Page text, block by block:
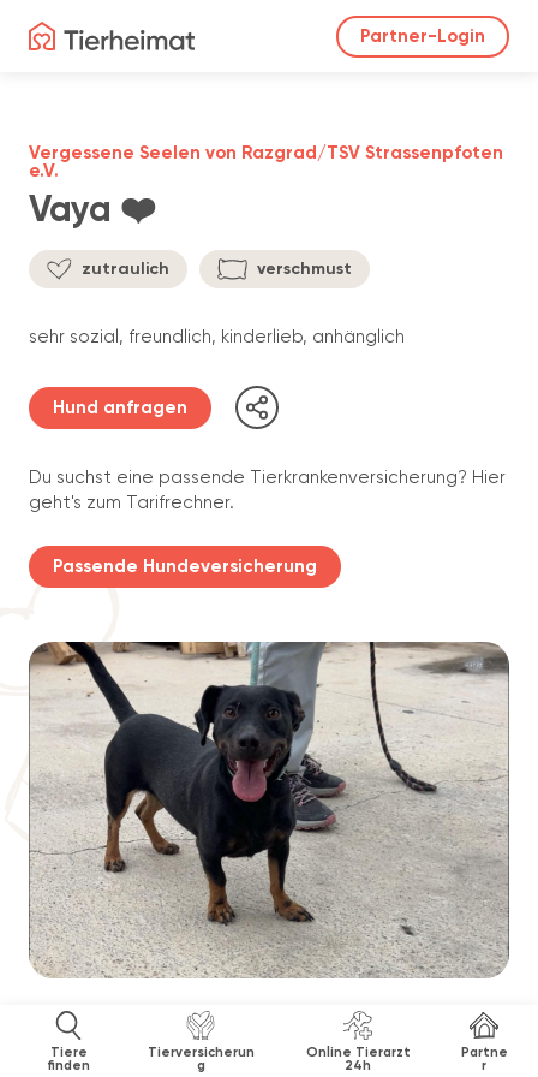
Partner-Login
Tiere
finden
Tierversicherun
g
Online Tierarzt
24h
Partne
r
Vaya ❤️
Vergessene Seelen von Razgrad/TSV Strassenpfoten
e.V.
zutraulich verschmust
sehr sozial, freundlich, kinderlieb, anhänglich
Hund anfragen
Du suchst eine passende Tierkrankenversicherung? Hier
geht's zum Tarifrechner.
Passende Hundeversicherung